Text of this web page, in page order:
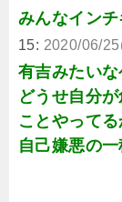
みんなイン
15: 2020/06/
有吉みたい
どうせ自分
ことやってる
自己嫌悪の一